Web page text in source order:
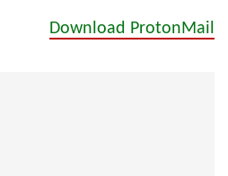
Download ProtonMail